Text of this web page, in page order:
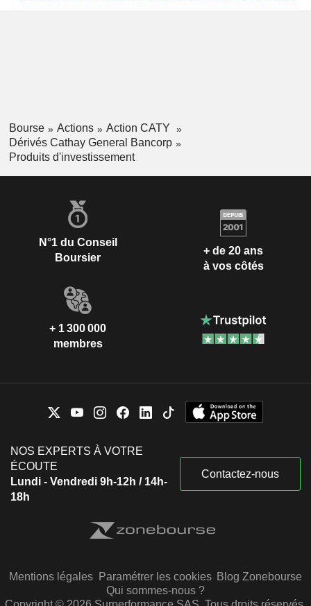
Bourse Actions
Action CATY
Dérivés Cathay General Bancorp
Produits d'investissement
N°1 du Conseil
Boursier
+ de 20 ans
à vos côtés
+ 1 300 000
membres
NOS EXPERTS À VOTRE
ÉCOUTE
Lundi - Vendredi 9h-12h / 14h-
18h
Contactez-nous
Mentions légales Paramétrer les cookies Blog Zonebourse
Qui sommes-nous ?